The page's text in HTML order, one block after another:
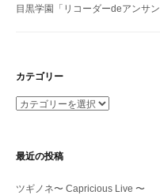
目黒学園「リコーダーdeアンサ
カテゴリー
カ
ー
最近の投稿
ツギノネ〜 Capricious Live 〜